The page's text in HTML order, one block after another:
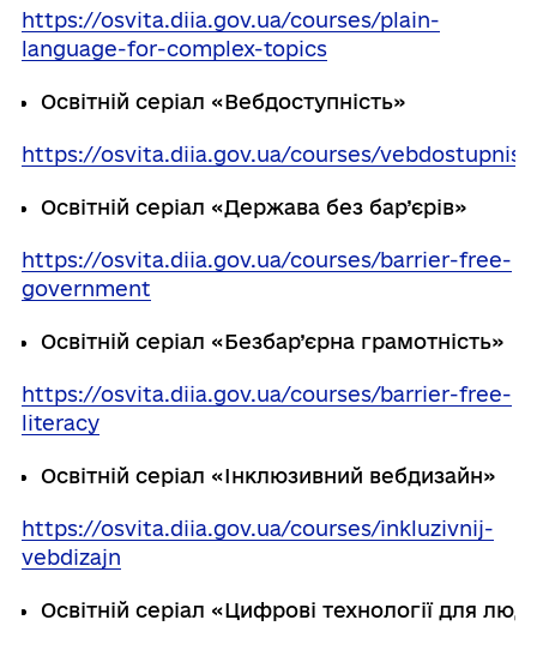
https://osvita.diia.gov.ua/courses/plain-
language-for-complex-topics
Освітній серіал «Вебдоступність»
https://osvita.diia.gov.ua/courses/vebdostupnist
Освітній серіал «Держава без бар’єрів»
https://osvita.diia.gov.ua/courses/barrier-free-
government
Освітній серіал «Безбар’єрна грамотність»
https://osvita.diia.gov.ua/courses/barrier-free-
literacy
Освітній серіал «Інклюзивний вебдизайн»
https://osvita.diia.gov.ua/courses/inkluzivnij-
vebdizajn
Освітній серіал «Цифрові технології для